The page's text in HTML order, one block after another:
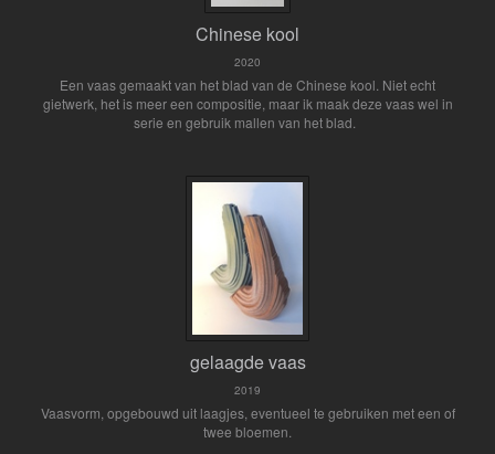
Chinese kool
2020
Een vaas gemaakt van het blad van de Chinese kool. Niet echt
gietwerk, het is meer een compositie, maar ik maak deze vaas wel in
serie en gebruik mallen van het blad.
gelaagde vaas
2019
Vaasvorm, opgebouwd uit laagjes, eventueel te gebruiken met een of
twee bloemen.